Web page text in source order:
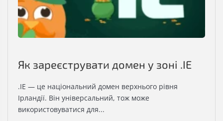
Як зареєструвати домен у зоні .IE
.IE — це національний домен верхнього рівня
Ірландії. Він універсальний, тож може
використовуватися для...